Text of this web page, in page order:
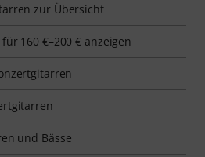
zur Übersicht
160 €–200 € anzeigen
und Bässe